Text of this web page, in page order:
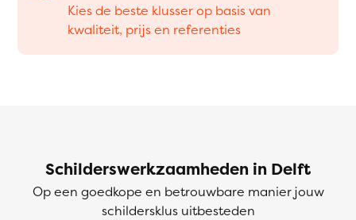
Kies de beste klusser op basis van
kwaliteit, prijs en referenties
Schilderswerkzaamheden in Delft
Op een goedkope en betrouwbare manier jouw
schildersklus uitbesteden